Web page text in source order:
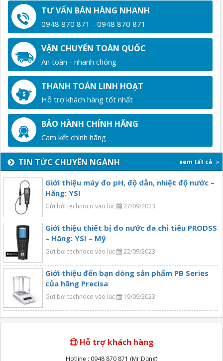
TƯ VẤN BÁN HÀNG NHANH
0948 870 871 - 0948 870 871
VẬN CHUYỂN TOÀN QUỐC
An toàn - nhanh chóng
THANH TOÁN LINH HOẠT
Hỗ trợ khách hàng tốt nhất
BẢO HÀNH CHÍNH HÃNG
Cam kết chính hãng
TIN TỨC CHUYÊN NGÀNH xem tất cả
Giới thiệu máy đo pH, độ dẫn, nhiệt độ nước –
Hãng: YSI
Gửi bởi technoco vào lúc 27/09/2023
Giới thiệu thiết bị đo nước đa chỉ tiêu PRODSS
– Hãng: YSI – Mỹ
Gửi bởi technoco vào lúc 22/09/2023
Giới thiệu đến bạn dòng sản phẩm PB Series
của hãng Precisa
Gửi bởi technoco vào lúc 19/09/2023
Hỗ trợ khách hàng
Hotline : 0948 870 871 (Mr.Dũng)